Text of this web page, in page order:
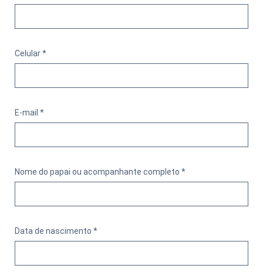
Celular *
E-mail *
Nome do papai ou acompanhante completo *
Data de nascimento *